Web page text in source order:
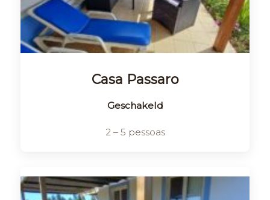
Casa Passaro
Geschakeld
2 – 5 pessoas